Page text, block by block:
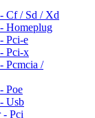
Cf / Sd / Xd
Homeplug
Pci-e
Pci-x
Pcmcia /
Poe
Usb
- Pci